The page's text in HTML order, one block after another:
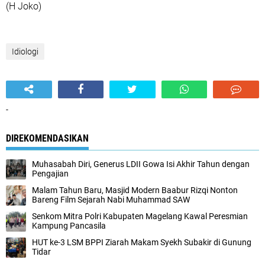
(H Joko)
Idiologi
-
DIREKOMENDASIKAN
Muhasabah Diri, Generus LDII Gowa Isi Akhir Tahun dengan
Pengajian
Malam Tahun Baru, Masjid Modern Baabur Rizqi Nonton
Bareng Film Sejarah Nabi Muhammad SAW
Senkom Mitra Polri Kabupaten Magelang Kawal Peresmian
Kampung Pancasila
HUT ke-3 LSM BPPI Ziarah Makam Syekh Subakir di Gunung
Tidar